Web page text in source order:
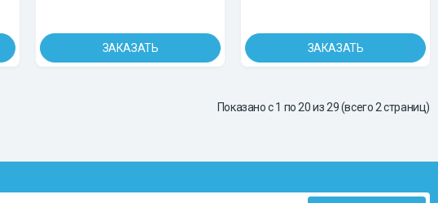
ЗАКАЗАТЬ ЗАКАЗАТЬ
Показано с 1 по 20 из 29 (всего 2 страниц)